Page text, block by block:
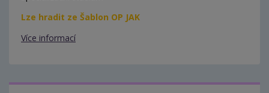
Lze hradit ze Šablon OP JAK
Více informací